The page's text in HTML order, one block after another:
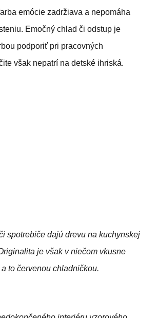
emócie zadržiava a nepomáha
Emočný chlad či odstup je
podporiť pri pracovných
však nepatrí na detské ihriská.
spotrebiče dajú drevu na kuchynskej
je však v niečom vkusne
to červenou chladničkou.